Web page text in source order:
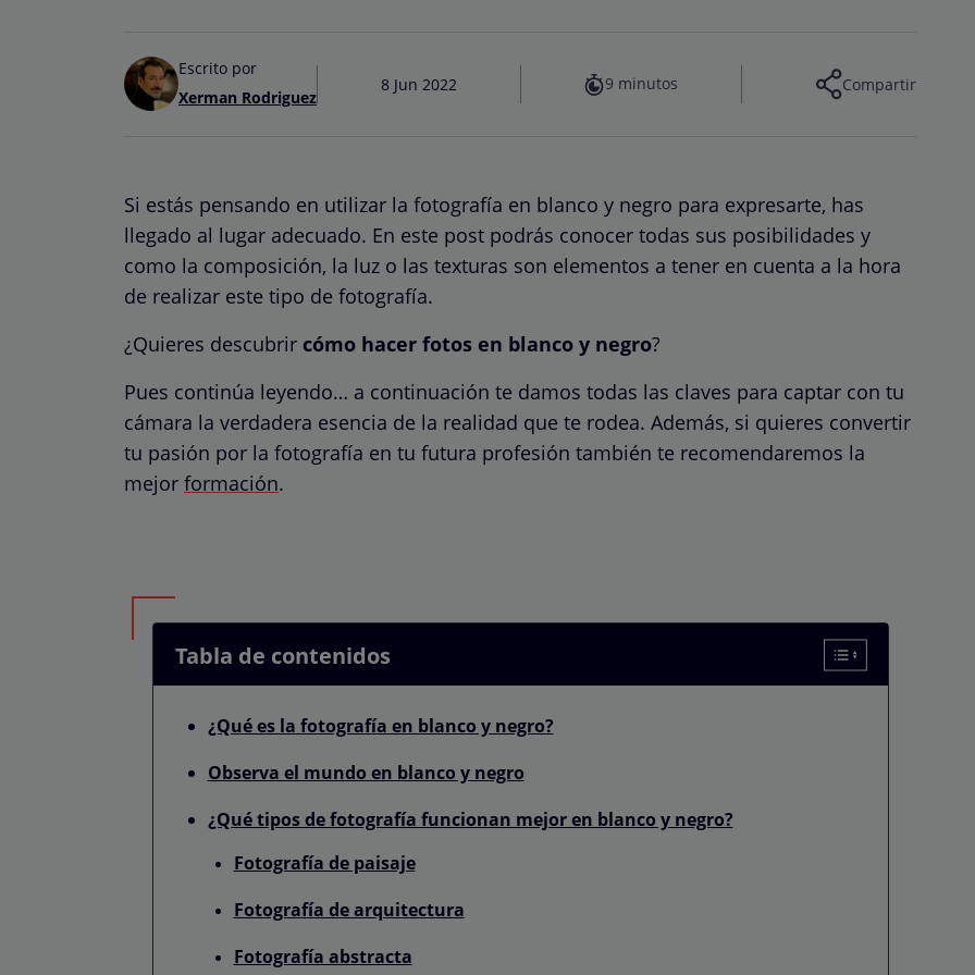
Escrito por
Xerman Rodriguez
8 Jun 2022 9 minutos Compartir
Si estás pensando en utilizar la fotografía en blanco y negro para expresarte, has
llegado al lugar adecuado. En este post podrás conocer todas sus posibilidades y
como la composición, la luz o las texturas son elementos a tener en cuenta a la hora
de realizar este tipo de fotografía.
¿Quieres descubrir cómo hacer fotos en blanco y negro?
Pues continúa leyendo… a continuación te damos todas las claves para captar con tu
cámara la verdadera esencia de la realidad que te rodea. Además, si quieres convertir
tu pasión por la fotografía en tu futura profesión también te recomendaremos la
mejor formación.
Tabla de contenidos
¿Qué es la fotografía en blanco y negro?
Observa el mundo en blanco y negro
¿Qué tipos de fotografía funcionan mejor en blanco y negro?
Fotografía de paisaje
Fotografía de arquitectura
Fotografía abstracta